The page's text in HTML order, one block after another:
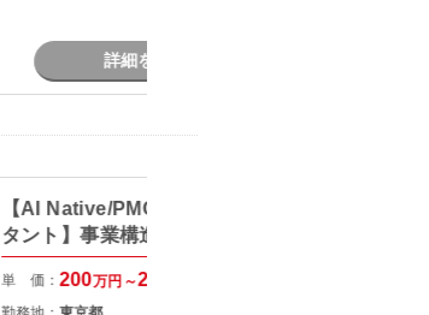
詳細を見る
【AI Native/PMO/戦略コンサル
タント】事業構造改革コンサル
単 価： 200万円～250